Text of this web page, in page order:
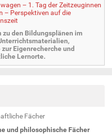
– 1. Tag der Zeitzeuginnen
– Perspektiven auf die
den Bildungsplänen im
Eigenrecherche und
Lernorte.
Fächer
und philosophische Fächer